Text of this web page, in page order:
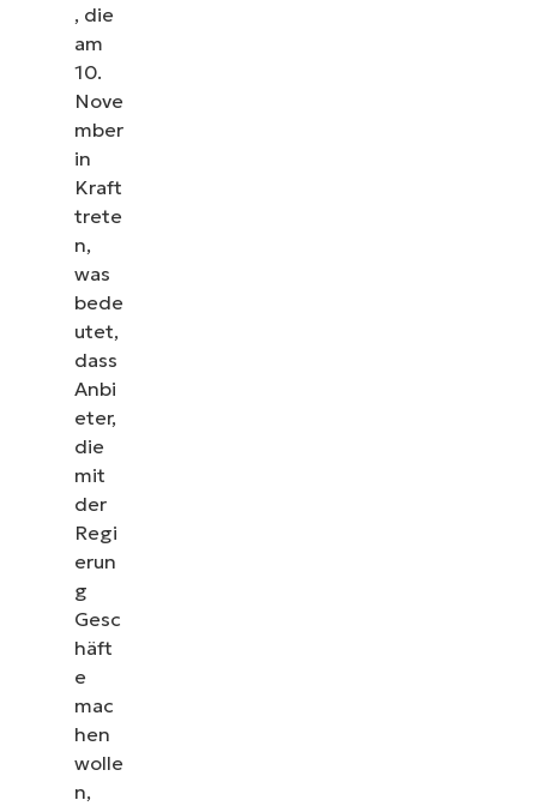
, die
am
10.
Nove
mber
in
Kraft
trete
n,
was
bede
utet,
dass
Anbi
eter,
die
mit
der
Regi
erun
g
Gesc
häft
e
mac
hen
wolle
n,